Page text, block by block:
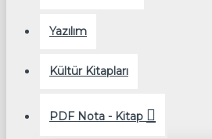
Yazılım
Kültür Kitapları
PDF Nota - Kitap